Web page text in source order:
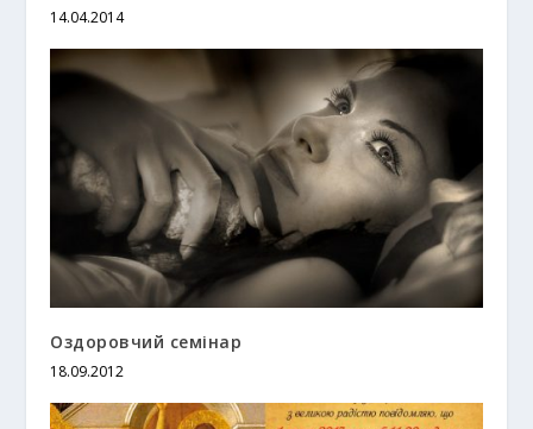
14.04.2014
Оздоровчий семінар
18.09.2012